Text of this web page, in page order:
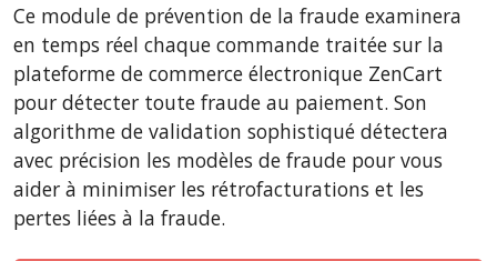
PinnacleCart
FoxyCart
Easy Digital Downloads
nopCommerce
Ecwid by Lightspeed
Ce module de prévention de la fraude examinera
en temps réel chaque commande traitée sur la
plateforme de commerce électronique ZenCart
pour détecter toute fraude au paiement. Son
algorithme de validation sophistiqué détectera
avec précision les modèles de fraude pour vous
aider à minimiser les rétrofacturations et les
pertes liées à la fraude.